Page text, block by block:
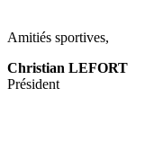
Amitiés sportives,
Christian LEFORT
Président